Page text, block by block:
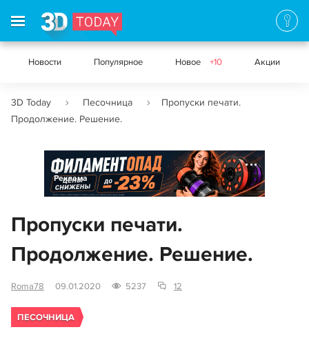
Новости Популярное Новое +10 Акции
3D Today Песочница
Пропуски печати.
Продолжение. Решение.
Реклама
Пропуски печати.
Продолжение. Решение.
Roma78 09.01.2020 5237 12
ПЕСОЧНИЦА